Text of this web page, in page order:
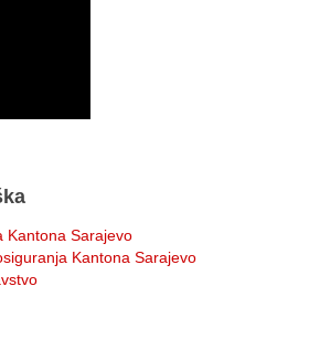
Kantona Sarajevo
Kantona Sarajevo